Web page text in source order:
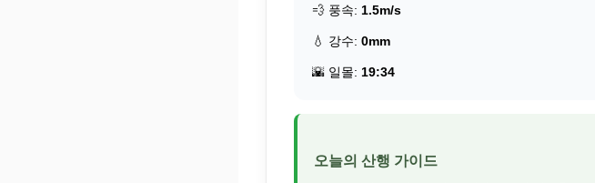
💨 풍속: 1.5m/s
💧 강수: 0mm
🌇 일몰: 19:34
오늘의 산행 가이드